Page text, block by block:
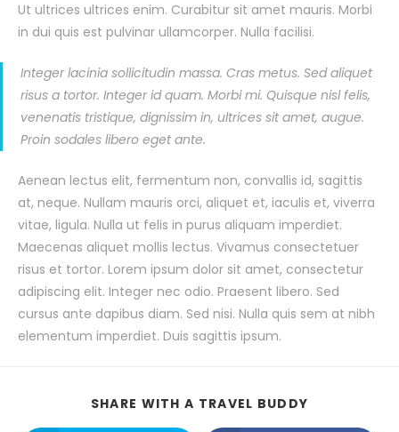
Ut ultrices ultrices enim. Curabitur sit amet mauris. Morbi
in dui quis est pulvinar ullamcorper. Nulla facilisi.
Integer lacinia sollicitudin massa. Cras metus. Sed aliquet
risus a tortor. Integer id quam. Morbi mi. Quisque nisl felis,
venenatis tristique, dignissim in, ultrices sit amet, augue.
Proin sodales libero eget ante.
Aenean lectus elit, fermentum non, convallis id, sagittis
at, neque. Nullam mauris orci, aliquet et, iaculis et, viverra
vitae, ligula. Nulla ut felis in purus aliquam imperdiet.
Maecenas aliquet mollis lectus. Vivamus consectetuer
risus et tortor. Lorem ipsum dolor sit amet, consectetur
adipiscing elit. Integer nec odio. Praesent libero. Sed
cursus ante dapibus diam. Sed nisi. Nulla quis sem at nibh
elementum imperdiet. Duis sagittis ipsum.
SHARE WITH A TRAVEL BUDDY